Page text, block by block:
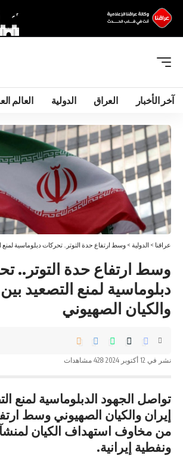
آخر الأخبار العراق الدولية العالم
عراقنا > الدولية > وسط ارتفاع حدة التوتر.. تحركات دبلوماسية لمنع
وسط ارتفاع حدة التوتر..
دبلوماسية لمنع التصعيد
والكيان الصهيوني
نشر في 12 أكتوبر 2024 428 مشاهدات
تواصل الجهود الدبلوماسية لمنع
إيران والكيان الصهيوني وسط
من مخاوف استهداف الكيان
ونفطية إيرانية.